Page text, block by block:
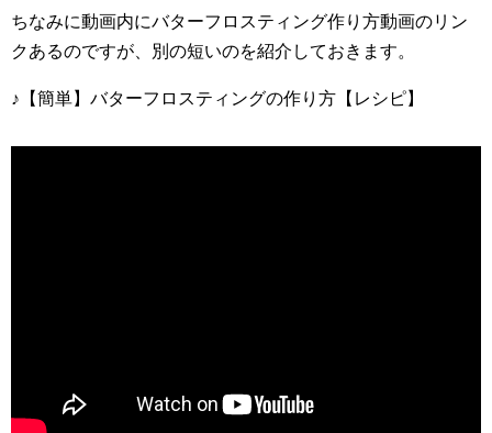
ちなみに動画内にバターフロスティング作り方動画のリン
クあるのですが、別の短いのを紹介しておきます。
♪【簡単】バターフロスティングの作り方【レシピ】